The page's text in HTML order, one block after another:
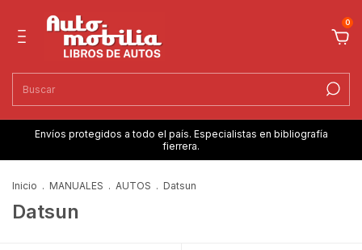
0
Envíos protegidos a todo el país. Especialistas en bibliografía
fierrera.
Inicio . MANUALES . AUTOS . Datsun
Datsun